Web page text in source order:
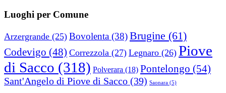
Luoghi per Comune
Arzergrande (25) Bovolenta (38)Brugine (61)
Codevigo (48) Correzzola (27) Legnaro (26) Piove
di Sacco (318) Polverara (18) Pontelongo (54)
Sant'Angelo di Piove di Sacco (39) Saonara (5)